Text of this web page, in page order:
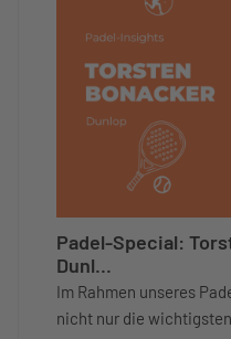
Padel-Special:
Dunl...
Im Rahmen unseres
nicht nur die